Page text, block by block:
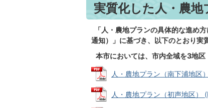
実質化した人・農地
「人・農地プランの具体的な進め
通知）」に基づき、以下のとおり実
本市においては、市内全域を3地区
人・農地プラン（南下浦地区
人・農地プラン（初声地区）